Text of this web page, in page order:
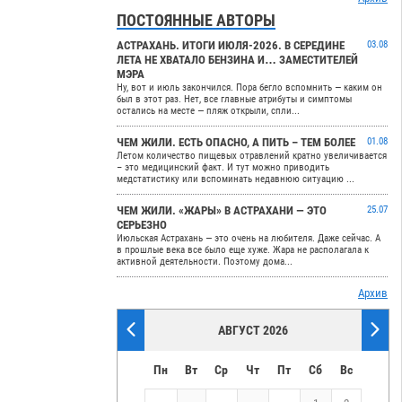
ПОСТОЯННЫЕ АВТОРЫ
АСТРАХАНЬ. ИТОГИ ИЮЛЯ-2026. В СЕРЕДИНЕ
ЛЕТА НЕ ХВАТАЛО БЕНЗИНА И… ЗАМЕСТИТЕЛЕЙ
МЭРА
03.08
Ну, вот и июль закончился. Пора бегло вспомнить — каким он
был в этот раз. Нет, все главные атрибуты и симптомы
остались на месте — пляж открыли, спли...
ЧЕМ ЖИЛИ. ЕСТЬ ОПАСНО, А ПИТЬ – ТЕМ БОЛЕЕ
01.08
Летом количество пищевых отравлений кратно увеличивается
– это медицинский факт. И тут можно приводить
медстатистику или вспоминать недавнюю ситуацию ...
ЧЕМ ЖИЛИ. «ЖАРЫ» В АСТРАХАНИ — ЭТО
СЕРЬЕЗНО
25.07
Июльская Астрахань — это очень на любителя. Даже сейчас. А
в прошлые века все было еще хуже. Жара не располагала к
активной деятельности. Поэтому дома...
Архив
АВГУСТ 2026
Пн Вт Ср Чт Пт Сб Вс